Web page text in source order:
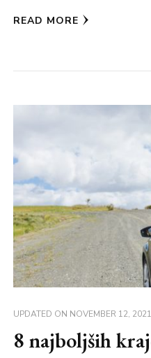
READ MORE
UPDATED ON NOVEMBER 12, 2021
8 najboljših